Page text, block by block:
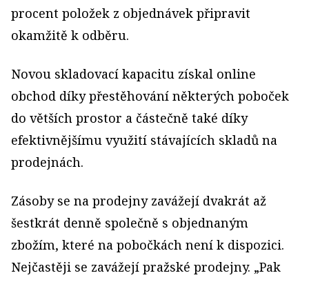
procent položek z objednávek připravit
okamžitě k odběru.
Novou skladovací kapacitu získal online
obchod díky přestěhování některých poboček
do větších prostor a částečně také díky
efektivnějšímu využití stávajících skladů na
prodejnách.
Zásoby se na prodejny zavážejí dvakrát až
šestkrát denně společně s objednaným
zbožím, které na pobočkách není k dispozici.
Nejčastěji se zavážejí pražské prodejny. „Pak